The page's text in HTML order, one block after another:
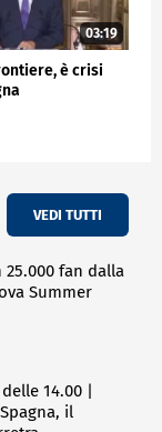
03:19
è crisi
VEDI TUTTI
25.000 fan dalla
Summer
14.00 |
il